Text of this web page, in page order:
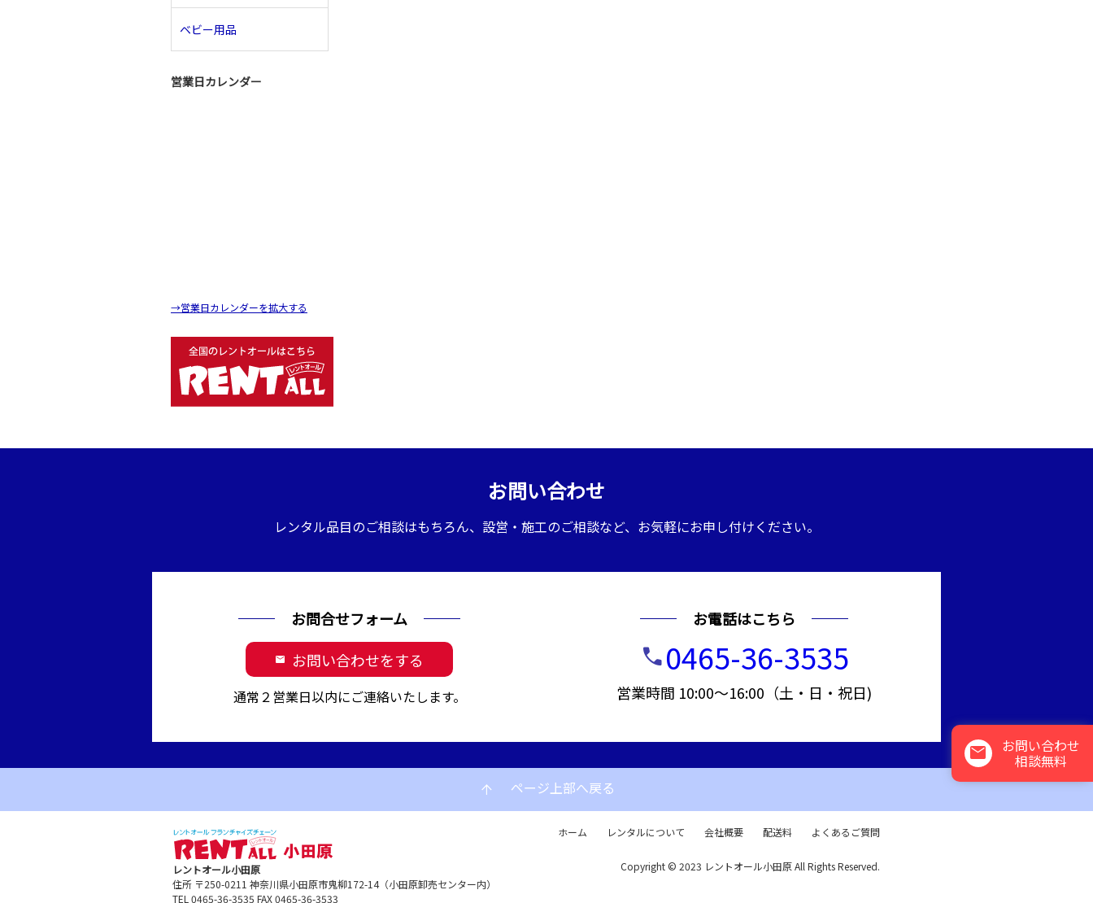
ベビー用品
営業日カレンダー
→営業日カレンダーを拡大する
お問い合わせ
レンタル品目のご相談はもちろん、設営・施工のご相談など、お気軽にお申し付けください。
お問合せフォーム
mail お問い合わせをする
通常２営業日以内にご連絡いたします。
お電話はこちら
call0465-36-3535
営業時間 10:00～16:00（土・日・祝日)
arrow_upward ページ上部へ戻る
mail お問い合わせ
相談無料
レントオール小田原
住所 〒250-0211 神奈川県小田原市鬼柳172-14（小田原卸売センター内）
TEL 0465-36-3535 FAX 0465-36-3533
ホーム レンタルについて 会社概要 配送料 よくあるご質問
Copyright © 2023 レントオール小田原 All Rights Reserved.